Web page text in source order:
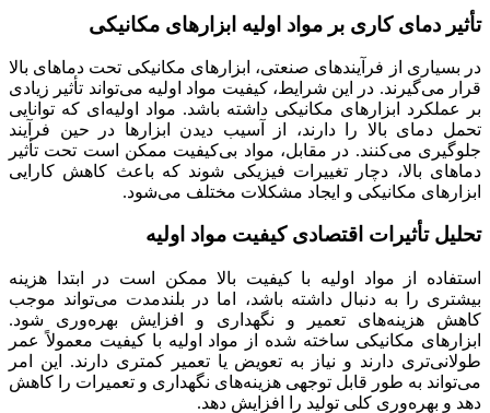
تأثیر دمای کاری بر مواد اولیه ابزارهای مکانیکی
در بسیاری از فرآیندهای صنعتی، ابزارهای مکانیکی تحت دماهای بالا
قرار می‌گیرند. در این شرایط، کیفیت مواد اولیه می‌تواند تأثیر زیادی
بر عملکرد ابزارهای مکانیکی داشته باشد. مواد اولیه‌ای که توانایی
تحمل دمای بالا را دارند، از آسیب دیدن ابزارها در حین فرآیند
جلوگیری می‌کنند. در مقابل، مواد بی‌کیفیت ممکن است تحت تأثیر
دماهای بالا، دچار تغییرات فیزیکی شوند که باعث کاهش کارایی
ابزارهای مکانیکی و ایجاد مشکلات مختلف می‌شود.
تحلیل تأثیرات اقتصادی کیفیت مواد اولیه
استفاده از مواد اولیه با کیفیت بالا ممکن است در ابتدا هزینه
بیشتری را به دنبال داشته باشد، اما در بلندمدت می‌تواند موجب
کاهش هزینه‌های تعمیر و نگهداری و افزایش بهره‌وری شود.
ابزارهای مکانیکی ساخته شده از مواد اولیه با کیفیت معمولاً عمر
طولانی‌تری دارند و نیاز به تعویض یا تعمیر کمتری دارند. این امر
می‌تواند به طور قابل توجهی هزینه‌های نگهداری و تعمیرات را کاهش
دهد و بهره‌وری کلی تولید را افزایش دهد.